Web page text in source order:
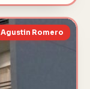
Agustin Romero